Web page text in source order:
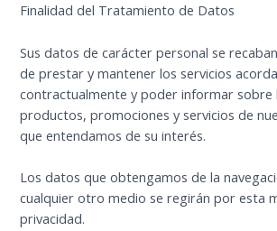
Finalidad del Tratamiento de Datos
Sus datos de carácter personal se
de prestar y mantener los servicios
contractualmente y poder informar sobre
productos, promociones y servicios de
que entendamos de su interés.
Los datos que obtengamos de la
cualquier otro medio se regirán por esta
privacidad.